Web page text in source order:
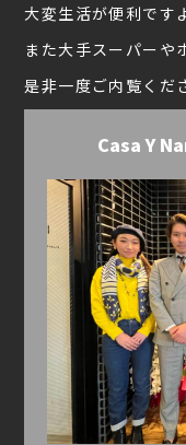
大変生活が便利です
また大手スーパーや
是非一度ご内覧くだ
Casa Y